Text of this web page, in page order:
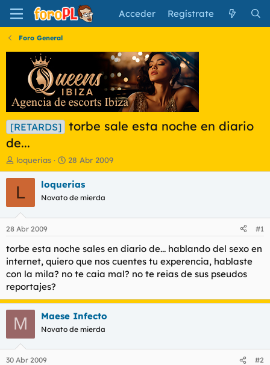
Acceder Regístrate
Foro General
[RETARDS]
torbe sale esta noche en diario
de...
I
n
i
a
d
o
r
d
e
l
t
e
m
a
loquerias
F
e
c
a
i
n
c
i
28 Abr 2009
L loquerias
Novato de mierda
28 Abr 2009 #1
torbe esta noche sales en diario de... hablando del sexo en
internet, quiero que nos cuentes tu experencia, hablaste
con la mila? no te caia mal? no te reias de sus pseudos
reportajes?
M Maese Infecto
Novato de mierda
30 Abr 2009 #2